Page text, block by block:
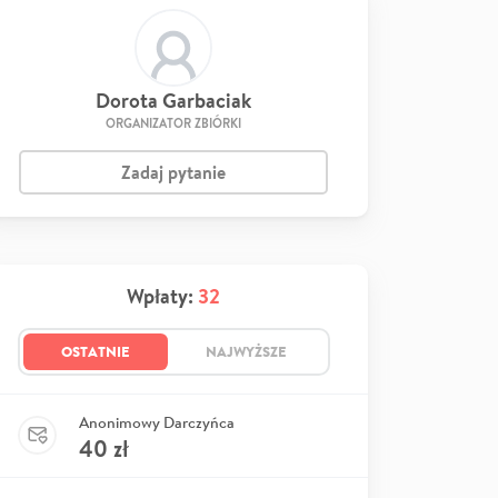
Dorota Garbaciak
ORGANIZATOR ZBIÓRKI
Zadaj pytanie
Wpłaty: 32
OSTATNIE NAJWYŻSZE
Anonimowy Darczyńca
40 zł